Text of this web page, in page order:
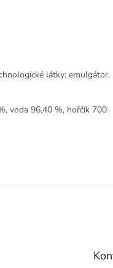
látky: emulgátor,
voda 96,40 %, hořčík 700